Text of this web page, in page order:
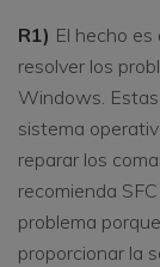
R1) El hecho
resolver los
Windows.
sistema
reparar los
recomienda
problema
proporcionar la